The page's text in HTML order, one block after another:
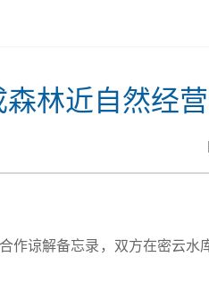
林近自然经
作谅解备忘录，双方在密云